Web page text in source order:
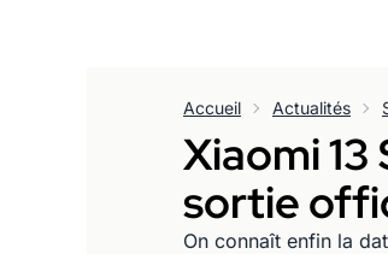
Accueil Actualités
Xiaomi
sortie
On connaît enfin la